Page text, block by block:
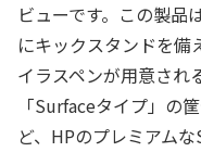
ビューです。この製品
にキックスタンドを備
イラスペンが用意され
「Surfaceタイプ」の
ど、HPのプレミアム